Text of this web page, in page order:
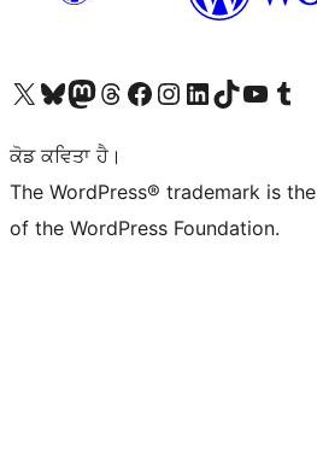
Visit our X (formerly Twitter) account
Visit our Bluesky account
Visit our Mastodon account
Visit our Threads account
Visit our Facebook page
Visit our Instagram account
Visit our LinkedIn account
Visit our TikTok account
Visit our YouTube
Visit our
ਕੋਡ ਕਵਿਤਾ ਹੈ।
The WordPress® trademark is
of the WordPress Foundation.